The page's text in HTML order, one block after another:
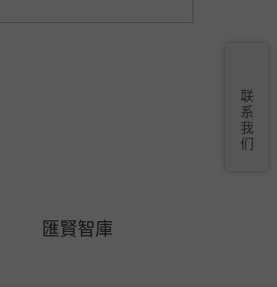
匯賢智庫
联
系
我
们